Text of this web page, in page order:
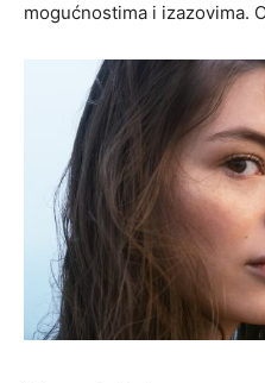
mogućnostima i izazovima.